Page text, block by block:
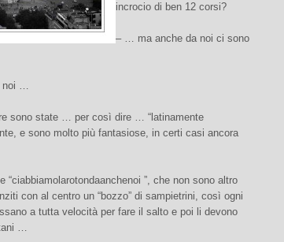
incrocio di ben 12 corsi?
– … ma anche da noi ci sono
noi …
sono state … per così dire … “latinamente
e sono molto più fantasiose, in certi casi ancora
”, che non sono altro
con al centro un “bozzo” di sampietrini, così ogni
a tutta velocità per fare il salto e poi li devono
…